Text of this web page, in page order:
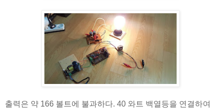
출력은 약 166 볼트에 불과하다. 40 와트 백열등을 연결하여